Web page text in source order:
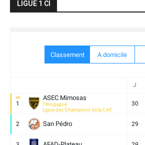
LIGUE 1 CI
Classement A domicile
J
1
ASEC Mimosas
Titre gagné
Ligue des Champions de la CAF
30
2 San Pédro 29